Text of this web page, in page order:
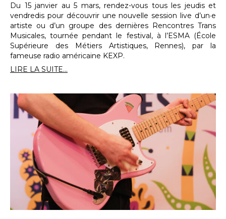
Du 15 janvier au 5 mars, rendez-vous tous les jeudis et
vendredis pour découvrir une nouvelle session live d’un·e
artiste ou d’un groupe des dernières Rencontres Trans
Musicales, tournée pendant le festival, à l’ESMA (École
Supérieure des Métiers Artistiques, Rennes), par la
fameuse radio américaine KEXP.
LIRE LA SUITE...